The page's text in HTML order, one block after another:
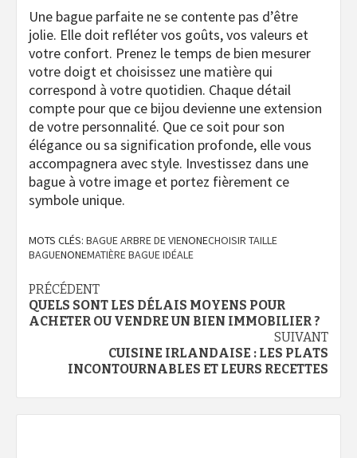
Une bague parfaite ne se contente pas d’être
jolie. Elle doit refléter vos goûts, vos valeurs et
votre confort. Prenez le temps de bien mesurer
votre doigt et choisissez une matière qui
correspond à votre quotidien. Chaque détail
compte pour que ce bijou devienne une extension
de votre personnalité. Que ce soit pour son
élégance ou sa signification profonde, elle vous
accompagnera avec style. Investissez dans une
bague à votre image et portez fièrement ce
symbole unique.
MOTS CLÉS: BAGUE ARBRE DE VIENONECHOISIR TAILLE
BAGUENONEMATIÈRE BAGUE IDÉALE
Navigation
d’article
PRÉCÉDENT
QUELS SONT LES DÉLAIS MOYENS POUR
ACHETER OU VENDRE UN BIEN IMMOBILIER ?
SUIVANT
CUISINE IRLANDAISE : LES PLATS
INCONTOURNABLES ET LEURS RECETTES